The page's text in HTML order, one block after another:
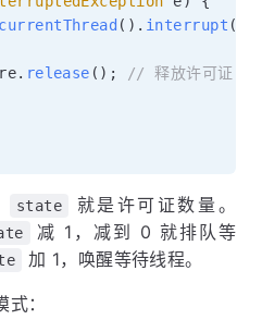
currentThread ( ) . interrupt (
. release ( ) ;
// 释放许可证（
state 就是许可证数量。
减 1，减到 0 就排队等
加 1，唤醒等待线程。
：